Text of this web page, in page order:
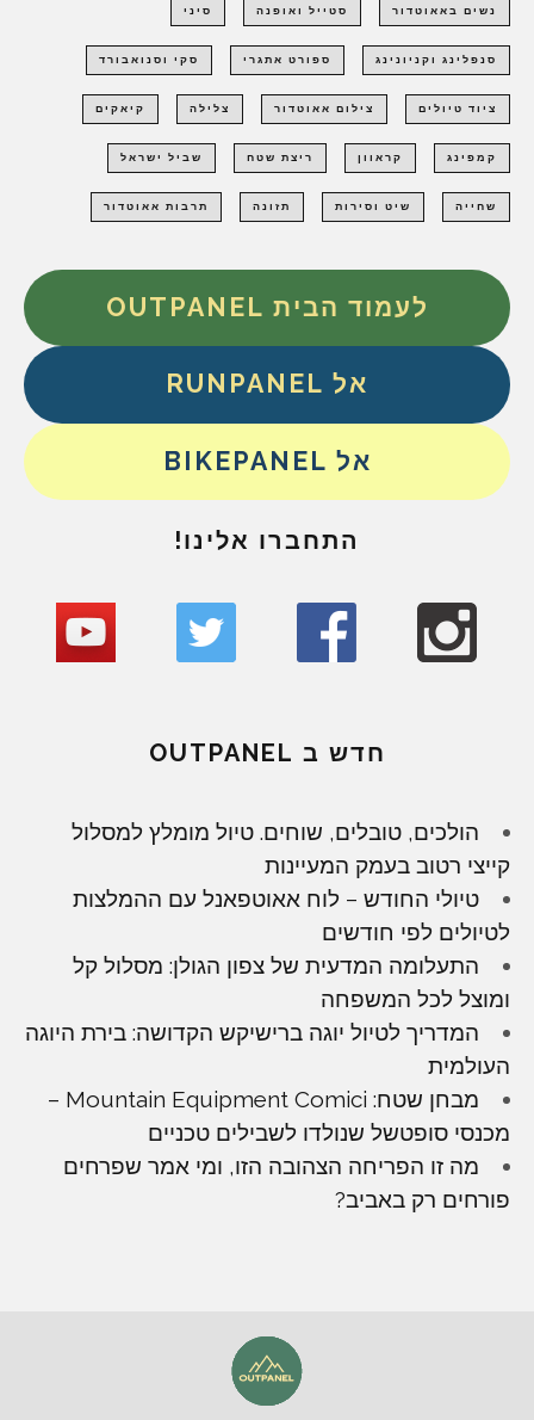
נשים באאוטדור סטייל ואופנה סיני
סנפלינג וקניונינג ספורט אתגרי סקי וסנואבורד
ציוד טיולים צילום אאוטדור צלילה קיאקים
קמפינג קראוון ריצת שטח שביל ישראל
שחייה שיט וסירות תזונה תרבות אאוטדור
לעמוד הבית OUTPANEL
אל RUNPANEL
אל BIKEPANEL
התחברו אלינו!
חדש ב OUTPANEL
הולכים, טובלים, שוחים. טיול מומלץ למסלול
קייצי רטוב בעמק המעיינות
טיולי החודש – לוח אאוטפאנל עם ההמלצות
לטיולים לפי חודשים
התעלומה המדעית של צפון הגולן: מסלול קל
ומוצל לכל המשפחה
המדריך לטיול יוגה ברישיקש הקדושה: בירת היוגה
העולמית
מבחן שטח: Mountain Equipment Comici –
מכנסי סופטשל שנולדו לשבילים טכניים
מה זו הפריחה הצהובה הזו, ומי אמר שפרחים
פורחים רק באביב?